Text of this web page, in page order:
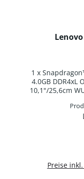
1 x
4.0GB DDR4xL
10,1"/25,6cm
Adreno 618 |
Combo Chip
Preise